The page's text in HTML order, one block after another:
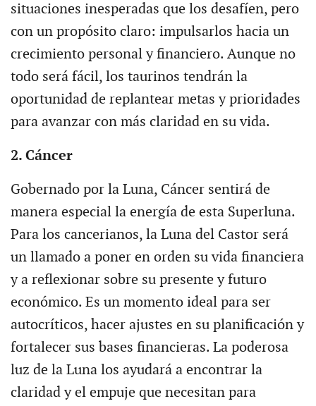
situaciones inesperadas que los desafíen, pero
con un propósito claro: impulsarlos hacia un
crecimiento personal y financiero. Aunque no
todo será fácil, los taurinos tendrán la
oportunidad de replantear metas y prioridades
para avanzar con más claridad en su vida.
2. Cáncer
Gobernado por la Luna, Cáncer sentirá de
manera especial la energía de esta Superluna.
Para los cancerianos, la Luna del Castor será
un llamado a poner en orden su vida financiera
y a reflexionar sobre su presente y futuro
económico. Es un momento ideal para ser
autocríticos, hacer ajustes en su planificación y
fortalecer sus bases financieras. La poderosa
luz de la Luna los ayudará a encontrar la
claridad y el empuje que necesitan para